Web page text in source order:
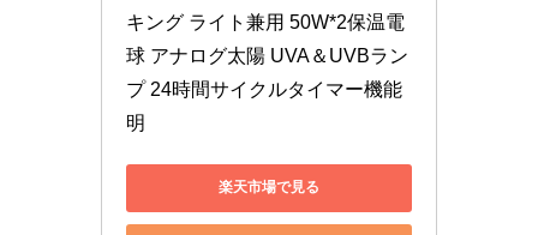
キング ライト兼用 50W*2保温電
球 アナログ太陽 UVA＆UVBラン
プ 24時間サイクルタイマー機能
明
楽天市場で見る